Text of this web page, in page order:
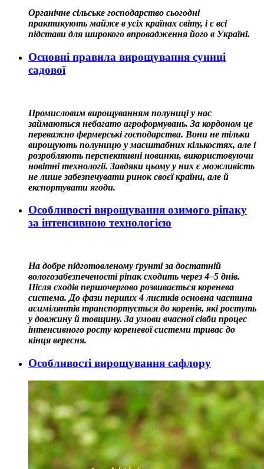
Органічне сільське господарство сьогодні
практикують майже в усіх країнах світу, і є всі
підстави для широкого впровадження його в Україні.
Основні правила вирощування суниці
садової
Промисловим вирощуванням полуниці у нас
займаються небагато агроформувань. За кордоном це
переважно фермерські господарства. Вони не тільки
вирощують полуницю у масштабних кількостях, але і
розробляють перспективні новинки, використовуючи
новітні технології. Завдяки цьому у них є можливість
не лише забезпечувати ринок своєї країни, але й
експортувати ягоди.
Особливості вирощування озимого ріпаку
за інтенсивною технологією
На добре підготовленому ґрунті за достатній
вологозабезпеченості ріпак сходить через 4–5 днів.
Після сходів першочергово розвивається коренева
система. До фази перших 4 листків основна частина
асимілянтів транспортується до коренів, які ростуть
у довжину й товщину. За умови вчасної сівби процес
інтенсивного росту кореневої системи триває до
кінця вересня.
Особливості вирощування сафлору